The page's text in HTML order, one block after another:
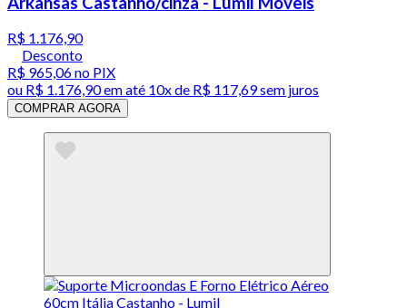
R$ 1.176,90
Desconto
R$ 965,06no PIX
ou R$ 1.176,90em até 10x de R$ 117,69 sem juros
COMPRAR AGORA